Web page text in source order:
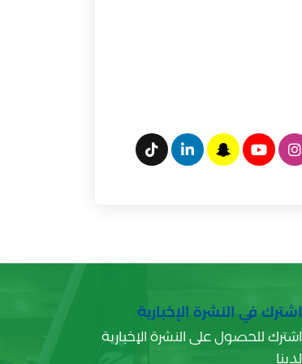
اشترك في النشرة الإخبارية
اشترك للحصول على النشرة الإخبارية
لدينا